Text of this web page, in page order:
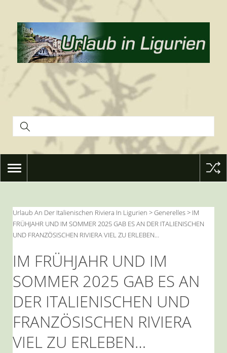
TOGGLE
NAVIGATION
Urlaub An Der Italienischen Riviera In Ligurien >Generelles> IM
FRÜHJAHR UND IM SOMMER 2025 GAB ES AN DER ITALIENISCHEN
UND FRANZÖSISCHEN RIVIERA VIEL ZU ERLEBEN…
IM FRÜHJAHR UND IM
SOMMER 2025 GAB ES AN
DER ITALIENISCHEN UND
FRANZÖSISCHEN RIVIERA
VIEL ZU ERLEBEN…